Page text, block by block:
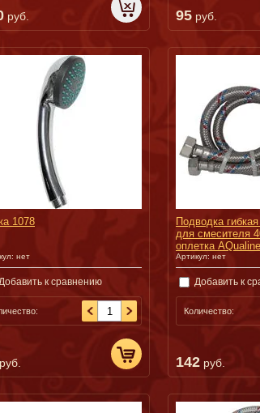
руб. 95 руб.
1078
нет
Добавить к сравнению
руб.
Подводка
для смесителя
оплетка
Артикул: нет
Добавить к
Количество:
142 руб.